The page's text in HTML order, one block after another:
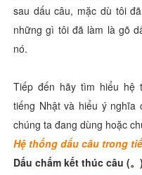
sau dấu câu, mặc dù tôi
những gì tôi đã làm là gõ
nó.
Tiếp đến hãy tìm hiểu hệ
tiếng Nhật và hiểu ý nghĩa
chúng ta đang dùng hoặc
Hệ thống dấu câu trong
Dấu chấm kết thúc câu (。)